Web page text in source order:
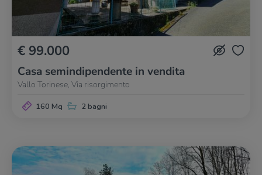
€ 99.000
Casa semindipendente in vendita
Vallo Torinese, Via risorgimento
160 Mq 2 bagni